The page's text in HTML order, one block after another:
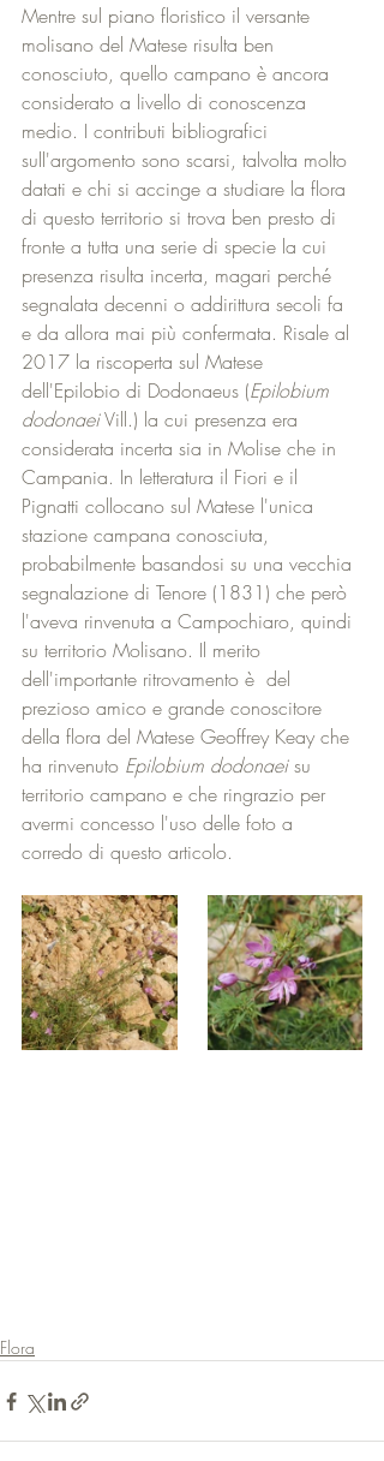
Mentre sul piano floristico il versante
molisano del Matese risulta ben
conosciuto, quello campano è ancora
considerato a livello di conoscenza
medio. I contributi bibliografici
sull'argomento sono scarsi, talvolta molto
datati e chi si accinge a studiare la flora
di questo territorio si trova ben presto di
fronte a tutta una serie di specie la cui
presenza risulta incerta, magari perché
segnalata decenni o addirittura secoli fa
e da allora mai più confermata. Risale al
2017 la riscoperta sul Matese
dell'Epilobio di Dodonaeus (Epilobium
dodonaei Vill.) la cui presenza era
considerata incerta sia in Molise che in
Campania. In letteratura il Fiori e il
Pignatti collocano sul Matese l'unica
stazione campana conosciuta,
probabilmente basandosi su una vecchia
segnalazione di Tenore (1831) che però
l'aveva rinvenuta a Campochiaro, quindi
su territorio Molisano. Il merito
dell'importante ritrovamento è  del
prezioso amico e grande conoscitore
della flora del Matese Geoffrey Keay che
ha rinvenuto Epilobium dodonaei su
territorio campano e che ringrazio per
avermi concesso l'uso delle foto a
corredo di questo articolo.
Flora